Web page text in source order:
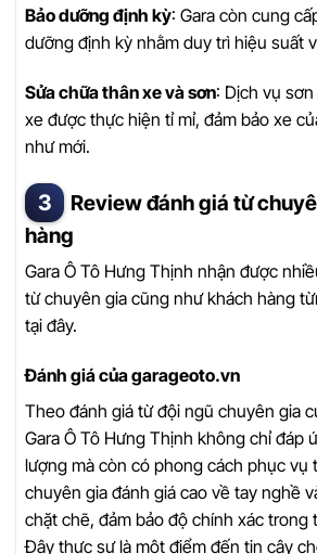
Bảo dưỡng định kỳ: Gara còn cung
dưỡng định kỳ nhằm duy trì hiệu suất
Sửa chữa thân xe và sơn: Dịch vụ
xe được thực hiện tỉ mỉ, đảm bảo xe
như mới.
Review đánh giá từ
hàng
Gara Ô Tô Hưng Thịnh nhận được
từ chuyên gia cũng như khách hàng
tại đây.
Đánh giá của garageoto.vn
Theo đánh giá từ đội ngũ chuyên gia
Gara Ô Tô Hưng Thịnh không chỉ đáp
lượng mà còn có phong cách phục vụ
chuyên gia đánh giá cao về tay nghề
chặt chẽ, đảm bảo độ chính xác trong
Đây thực sự là một điểm đến tin cậy